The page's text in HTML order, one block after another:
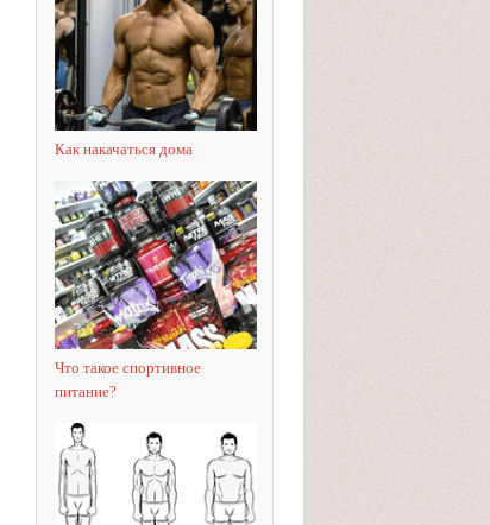
Как накачаться дома
Что такое спортивное
питание?